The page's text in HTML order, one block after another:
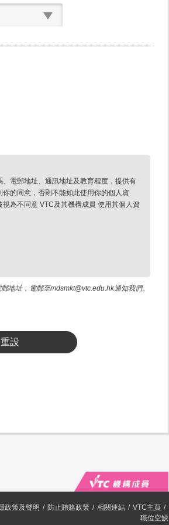
電郵地址、通訊地址及教育程度，提供有
的同意，否則不能如此使用你的個人資
為不同意 VTC及其機構成員 使用其個人資
地址，電郵至mdsmkt@vtc.edu.hk通知我們。
重設
政策及聲明 防止賄賂政策 相關連結
VTC主頁
職位空缺